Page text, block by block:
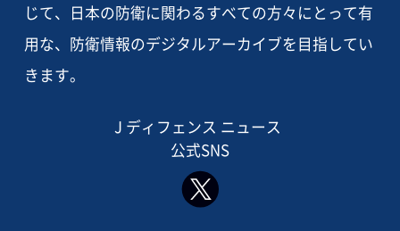
じて、日本の防衛に関わるすべての方々にとって有
用な、防衛情報のデジタルアーカイブを目指してい
きます。
J ディフェンス ニュース
公式SNS